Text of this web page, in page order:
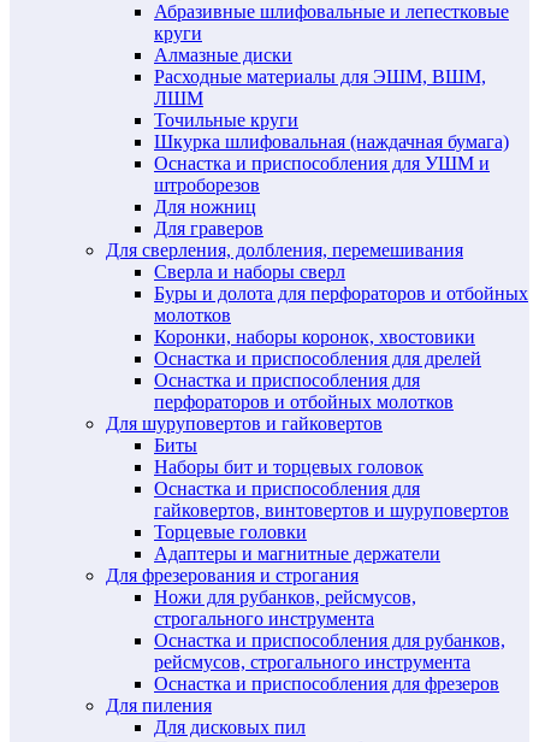
Абразивные шлифовальные и лепестковые
круги
Алмазные диски
Расходные материалы для ЭШМ, ВШМ,
ЛШМ
Точильные круги
Шкурка шлифовальная (наждачная бумага)
Оснастка и приспособления для УШМ и
штроборезов
Для ножниц
Для граверов
Для сверления, долбления, перемешивания
Сверла и наборы сверл
Буры и долота для перфораторов и отбойных
молотков
Коронки, наборы коронок, хвостовики
Оснастка и приспособления для дрелей
Оснастка и приспособления для
перфораторов и отбойных молотков
Для шуруповертов и гайковертов
Биты
Наборы бит и торцевых головок
Оснастка и приспособления для
гайковертов, винтовертов и шуруповертов
Торцевые головки
Адаптеры и магнитные держатели
Для фрезерования и строгания
Ножи для рубанков, рейсмусов,
строгального инструмента
Оснастка и приспособления для рубанков,
рейсмусов, строгального инструмента
Оснастка и приспособления для фрезеров
Для пиления
Для дисковых пил